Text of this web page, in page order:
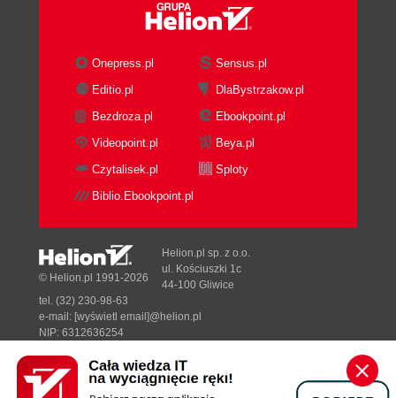
Onepress.pl
Sensus.pl
Editio.pl
DlaBystrzakow.pl
Bezdroza.pl
Ebookpoint.pl
Videopoint.pl
Beya.pl
Czytalisek.pl
Sploty
Biblio.Ebookpoint.pl
Designed with ♥ byTonik.pl
© Helion.pl 1991-2026
Helion.pl sp. z o.o.
ul. Kościuszki 1c
44-100 Gliwice
tel. (32) 230-98-63
e-mail: [wyświetl email]@helion.pl
NIP: 6312636254